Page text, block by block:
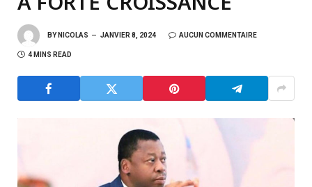
BY NICOLAS JANVIER 8, 2024 AUCUN COMMENTAIRE
4 MINS READ